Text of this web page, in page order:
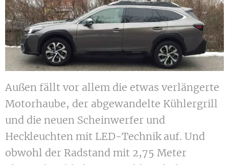
Außen fällt vor allem die etwas verlängerte
Motorhaube, der abgewandelte Kühlergrill
und die neuen Scheinwerfer und
Heckleuchten mit LED-Technik auf. Und
obwohl der Radstand mit 2,75 Meter